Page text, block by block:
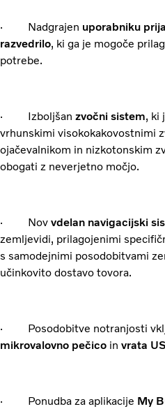
· Nadgrajen uporabniku
razvedrilo, ki ga je mogoče
potrebe.
· Izboljšan zvočni sistem, ki
vrhunskimi visokokakovostnimi
ojačevalnikom in nizkotonskim
obogati z neverjetno močjo.
· Nov vdelan navigacijski
zemljevidi, prilagojenimi
s samodejnimi posodobitvami
učinkovito dostavo tovora.
· Posodobitve notranjosti
mikrovalovno pečico in vrata
· Ponudba za aplikacije My